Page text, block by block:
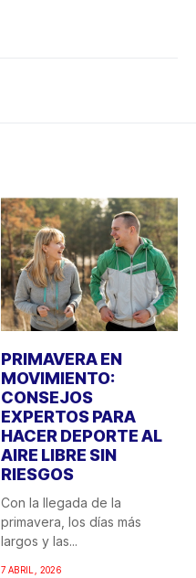
PRIMAVERA EN
MOVIMIENTO:
CONSEJOS
EXPERTOS PARA
HACER DEPORTE AL
AIRE LIBRE SIN
RIESGOS
Con la llegada de la
primavera, los días más
largos y las...
7 ABRIL, 2026